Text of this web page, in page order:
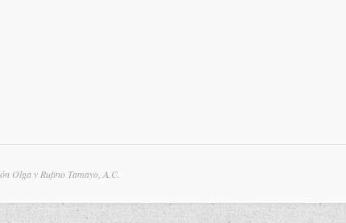
Olga y Rufino Tamayo, A.C.